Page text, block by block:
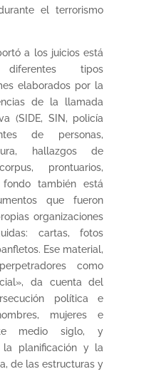
el terrorismo
a los juicios está
tipos
elaborados por la
de la llamada
(SIDE, SIN, policía
de personas,
hallazgos de
prontuarios,
también está
que fueron
organizaciones
cartas, fotos
Ese material,
como
da cuenta del
política e
mujeres e
medio siglo, y
planificación y la
de las estructuras y